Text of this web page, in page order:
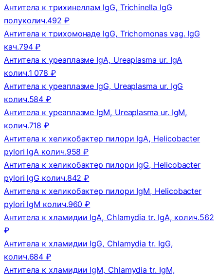
Антитела к трихинеллам lgG, Trichinella IgG
полуколич.492 ₽
Антитела к трихомонаде lgG, Trichomonas vag. IgG
кач.794 ₽
Антитела к уреаплазме IgA, Ureaplasma ur. IgA
колич.1 078 ₽
Антитела к уреаплазме IgG, Ureaplasma ur. IgG
колич.584 ₽
Антитела к уреаплазме IgM, Ureaplasma ur. IgM,
колич.718 ₽
Антитела к хеликобактер пилори IgA, Helicobacter
pylori lgA колич.958 ₽
Антитела к хеликобактер пилори IgG, Helicobacter
pylori lgG колич.842 ₽
Антитела к хеликобактер пилори IgM, Helicobacter
pylori lgM колич.960 ₽
Антитела к хламидии lgA, Chlamydia tr. IgA, колич.562
₽
Антитела к хламидии lgG, Chlamydia tr. IgG,
колич.684 ₽
Антитела к хламидии lgM, Chlamydia tr. IgM,